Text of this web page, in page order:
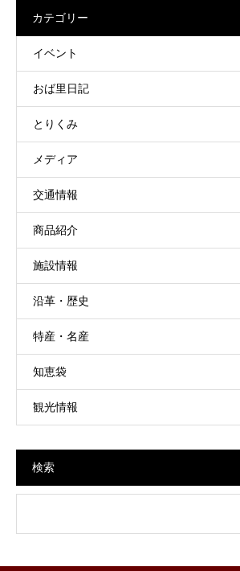
カテゴリー
イベント
おば里日記
とりくみ
メディア
交通情報
商品紹介
施設情報
沿革・歴史
特産・名産
知恵袋
観光情報
検索